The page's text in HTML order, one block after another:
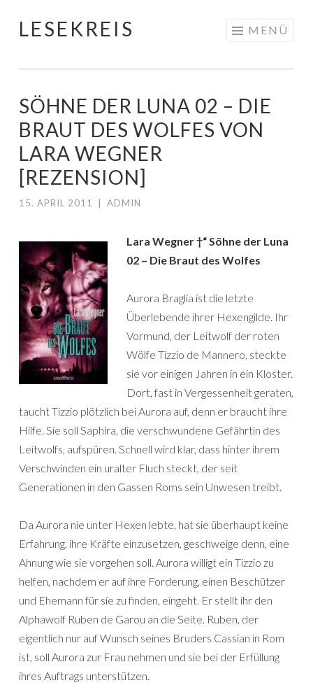
Springe
LESEKREIS MENÜ
SÖHNE DER LUNA 02 – DIE
BRAUT DES WOLFES VON
LARA WEGNER
[REZENSION]
15. APRIL 2011 ADMIN
Lara Wegner †“ Söhne der Luna
02 – Die Braut des Wolfes
Aurora Braglia ist die letzte
Überlebende ihrer Hexengilde. Ihr
Vormund, der Leitwolf der roten
Wölfe Tizzio de Mannero, steckte
sie vor einigen Jahren in ein Kloster.
Dort, fast in Vergessenheit geraten,
taucht Tizzio plötzlich bei Aurora auf, denn er braucht ihre
Hilfe. Sie soll Saphira, die verschwundene Gefährtin des
Leitwolfs, aufspüren. Schnell wird klar, dass hinter ihrem
Verschwinden ein uralter Fluch steckt, der seit
Generationen in den Gassen Roms sein Unwesen treibt.
Da Aurora nie unter Hexen lebte, hat sie überhaupt keine
Erfahrung, ihre Kräfte einzusetzen, geschweige denn, eine
Ahnung wie sie vorgehen soll. Aurora willigt ein Tizzio zu
helfen, nachdem er auf ihre Forderung, einen Beschützer
und Ehemann für sie zu finden, eingeht. Er stellt ihr den
Alphawolf Ruben de Garou an die Seite. Ruben, der
eigentlich nur auf Wunsch seines Bruders Cassian in Rom
ist, soll Aurora zur Frau nehmen und sie bei der Erfüllung
ihres Auftrags unterstützen.